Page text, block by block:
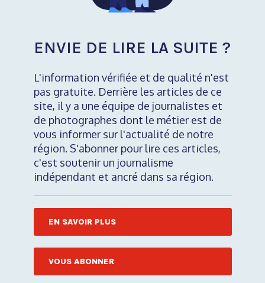
ENVIE DE LIRE LA SUITE ?
L'information vérifiée et de qualité n'est
pas gratuite. Derrière les articles de ce
site, il y a une équipe de journalistes et
de photographes dont le métier est de
vous informer sur l'actualité de notre
région. S'abonner pour lire ces articles,
c'est soutenir un journalisme
indépendant et ancré dans sa région.
EN SAVOIR PLUS
VOUS ABONNER